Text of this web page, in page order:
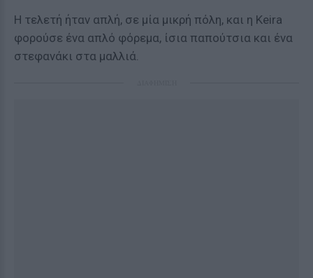
Η τελετή ήταν απλή, σε μία μικρή πόλη, και η Keira
φορούσε ένα απλό φόρεμα, ίσια παπούτσια και ένα
στεφανάκι στα μαλλιά.